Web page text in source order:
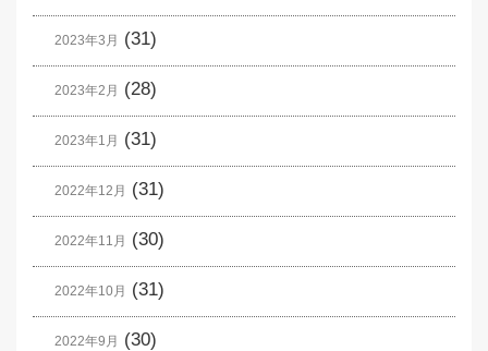
2023年3月 (31)
2023年2月 (28)
2023年1月 (31)
2022年12月 (31)
2022年11月 (30)
2022年10月 (31)
2022年9月 (30)